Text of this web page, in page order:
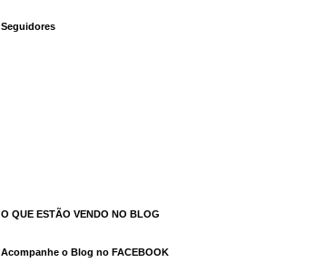
Seguidores
O QUE ESTÃO VENDO NO BLOG
Acompanhe o Blog no FACEBOOK